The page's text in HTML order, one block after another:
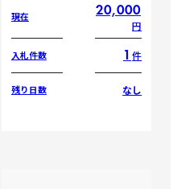
現在 20,000
円
入札件数 1 件
残り日数 なし